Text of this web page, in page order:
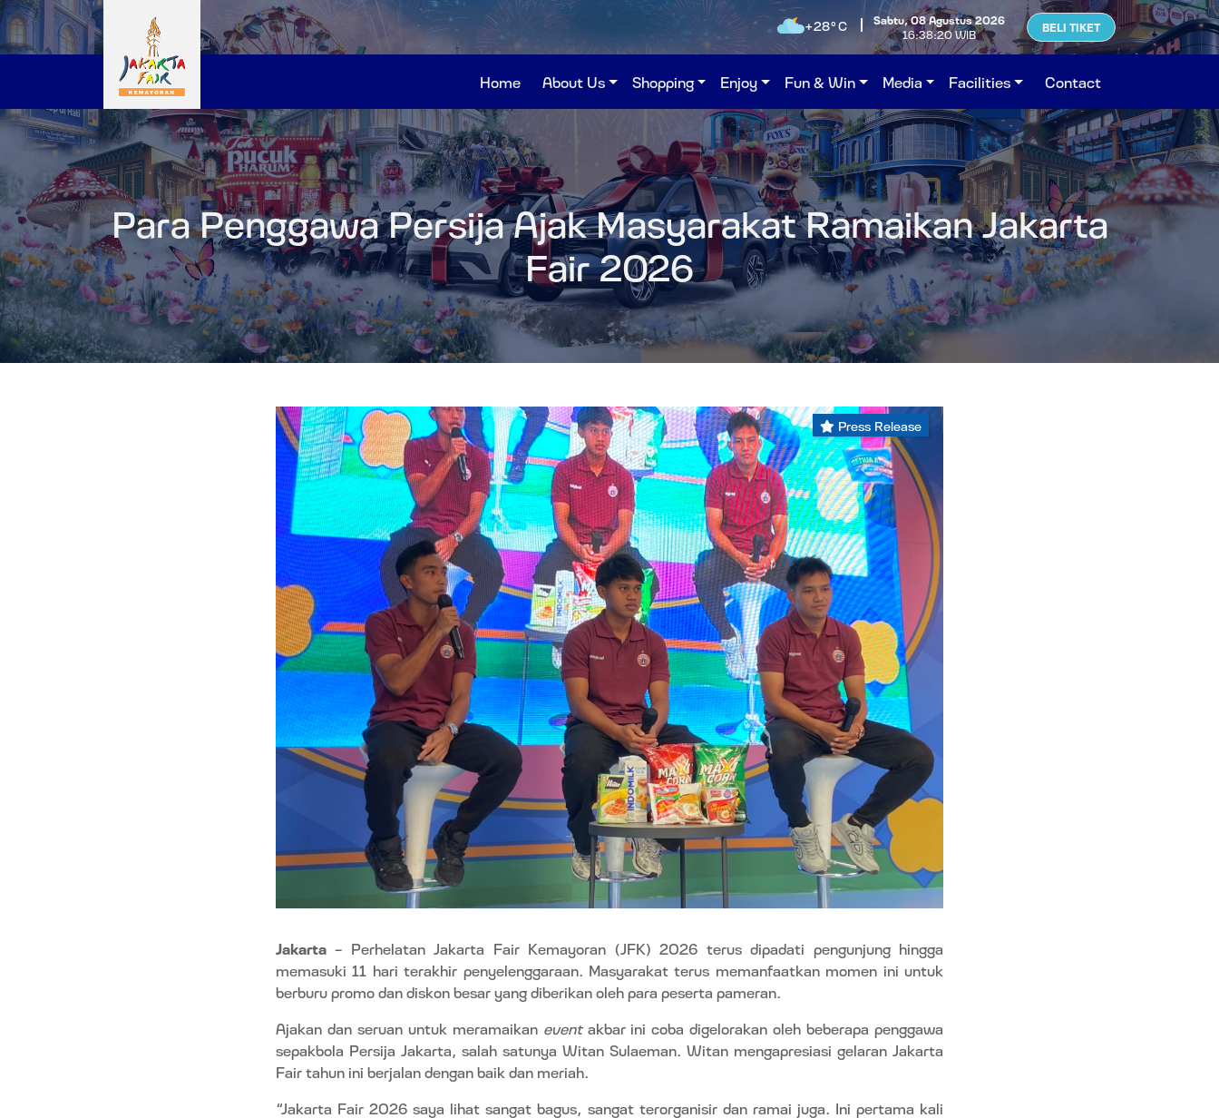
+28°C
Sabtu, 08 Agustus 2026
16:38:21 WIB
BELI TIKET
Home About Us Shopping Enjoy Fun & Win Media Facilities Contact
Para Penggawa Persija Ajak Masyarakat Ramaikan Jakarta
Fair 2026
Press Release
Jakarta – Perhelatan Jakarta Fair Kemayoran (JFK) 2026 terus dipadati pengunjung hingga
memasuki 11 hari terakhir penyelenggaraan. Masyarakat terus memanfaatkan momen ini untuk
berburu promo dan diskon besar yang diberikan oleh para peserta pameran.
Ajakan dan seruan untuk meramaikan eventakbar ini coba digelorakan oleh beberapa penggawa
sepakbola Persija Jakarta, salah satunya Witan Sulaeman. Witan mengapresiasi gelaran Jakarta
Fair tahun ini berjalan dengan baik dan meriah.
“Jakarta Fair 2026 saya lihat sangat bagus, sangat terorganisir dan ramai juga. Ini pertama kali